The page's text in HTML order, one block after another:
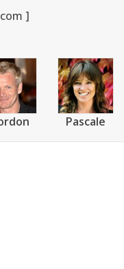
]
Pascale